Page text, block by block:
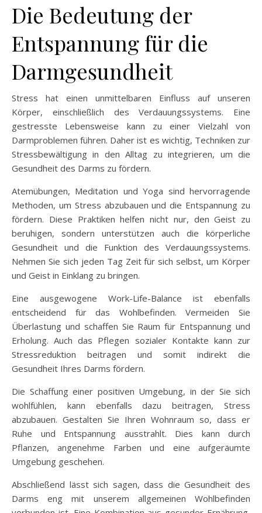
Die Bedeutung der
Entspannung für die
Darmgesundheit
Stress hat einen unmittelbaren Einfluss auf unseren
Körper, einschließlich des Verdauungssystems. Eine
gestresste Lebensweise kann zu einer Vielzahl von
Darmproblemen führen. Daher ist es wichtig, Techniken zur
Stressbewältigung in den Alltag zu integrieren, um die
Gesundheit des Darms zu fördern.
Atemübungen, Meditation und Yoga sind hervorragende
Methoden, um Stress abzubauen und die Entspannung zu
fördern. Diese Praktiken helfen nicht nur, den Geist zu
beruhigen, sondern unterstützen auch die körperliche
Gesundheit und die Funktion des Verdauungssystems.
Nehmen Sie sich jeden Tag Zeit für sich selbst, um Körper
und Geist in Einklang zu bringen.
Eine ausgewogene Work-Life-Balance ist ebenfalls
entscheidend für das Wohlbefinden. Vermeiden Sie
Überlastung und schaffen Sie Raum für Entspannung und
Erholung. Auch das Pflegen sozialer Kontakte kann zur
Stressreduktion beitragen und somit indirekt die
Gesundheit Ihres Darms fördern.
Die Schaffung einer positiven Umgebung, in der Sie sich
wohlfühlen, kann ebenfalls dazu beitragen, Stress
abzubauen. Gestalten Sie Ihren Wohnraum so, dass er
Ruhe und Entspannung ausstrahlt. Dies kann durch
Pflanzen, angenehme Farben und eine aufgeräumte
Umgebung geschehen.
Abschließend lässt sich sagen, dass die Gesundheit des
Darms eng mit unserem allgemeinen Wohlbefinden